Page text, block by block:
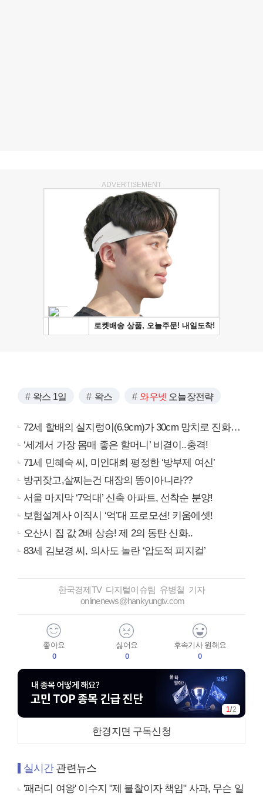
ADVERTISEMENT
왁스 1일 왁스 와우넷 오늘장전략
72세 할배의 실지렁이(6.9cm)가 30cm 망치로 진화…
‘세계서 가장 몸매 좋은 할머니’ 비결이..충격!
71세 민혜숙 씨, 미인대회 평정한 ‘방부제 여신’
방귀잦고,살찌는건 대장의 똥이아니라??
서울 마지막 ‘7억대’ 신축 아파트, 선착순 분양!
보험설계사 이직시 ‘억’대 프로모션! 키움에셋!
오산시 집 값 2배 상승! 제 2의 동탄 신화..
83세 김보경 씨, 의사도 놀란 ‘압도적 피지컬’
한국경제TV 디지털이슈팀 유병철 기자
onlinenews@hankyungtv.com
좋아요
0
싫어요
0
후속기사 원해요
0
1/2
한경지면 구독신청
실시간관련뉴스
'패러디 여왕' 이수지 "제 불찰이자 책임" 사과, 무슨 일